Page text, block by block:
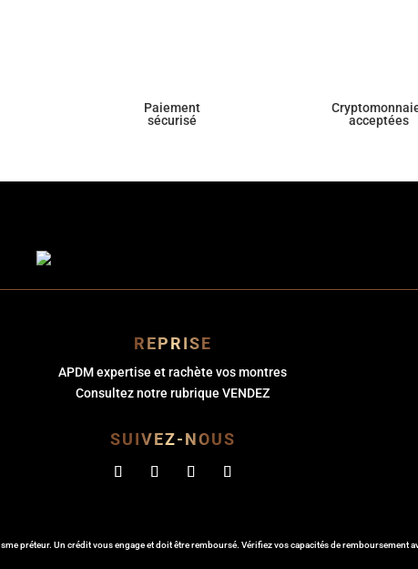
Paiement
sécurisé
acceptées
REPRISE
APDM expertise et rachète vos montres
Consultez notre rubrique VENDEZ
SUIVEZ-NOUS
préteur. Un crédit vous engage et doit être remboursé. Vérifiez vos capacités de remboursement